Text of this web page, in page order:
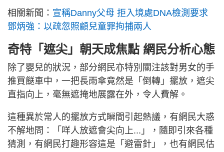
相關新聞： 宣稱Danny父母 拒入境處DNA檢測要求
鄧炳強：以疏忽照顧兒童罪拘捕兩人
奇特「遮尖」朝天成焦點 網民分析心態
除了嬰兒的狀況，部分網民亦特別關注該對男女的手
推買餸車中，一把長雨傘竟然是「倒轉」擺放，遮尖
直指向上，毫無遮掩地展露在外，令人費解。
這種異於常人的擺放方式瞬間引起熱議，有網民大惑
不解地問：「咩人放遮會尖向上...」，隨即引來各種
猜測，有網民打趣形容這是「避雷針」，也有網民估